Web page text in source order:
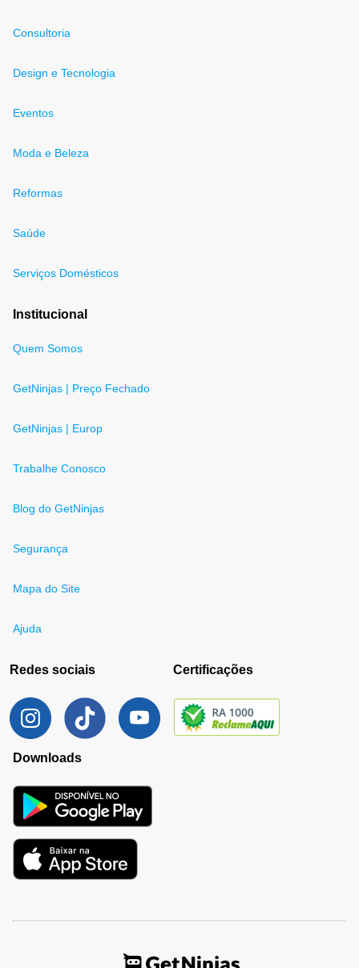
Consultoria
Design e Tecnologia
Eventos
Moda e Beleza
Reformas
Saúde
Serviços Domésticos
Institucional
Quem Somos
GetNinjas | Preço Fechado
GetNinjas | Europ
Trabalhe Conosco
Blog do GetNinjas
Segurança
Mapa do Site
Ajuda
Redes sociais Certificações
Downloads